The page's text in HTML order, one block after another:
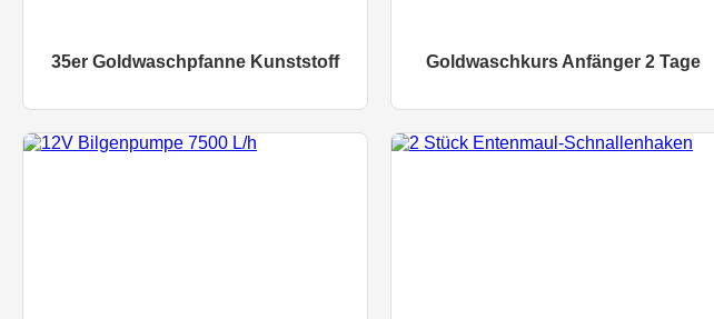
35er Goldwaschpfanne Kunststoff Goldwaschkurs Anfänger 2 Tage